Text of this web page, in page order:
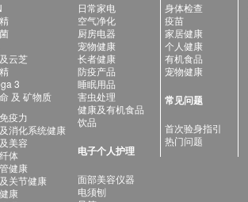
云芝
3
及 矿物质
疫力
消化系统健康
美容
体
健康
关节健康
康
日常家电
空气净化
厨房电器
宠物健康
长者健康
防疫产品
睡眠用品
害虫处理
健康及有机食品
饮品
电子个人护理
面部美容仪器
电须刨
身体检查
疫苗
家居健康
个人健康
有机食品
宠物健康
常见问题
首次验身指引
热门问题